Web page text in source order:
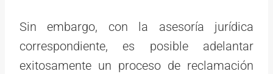
Sin embargo, con la asesoría jurídica
correspondiente, es posible adelantar
exitosamente un proceso de reclamación